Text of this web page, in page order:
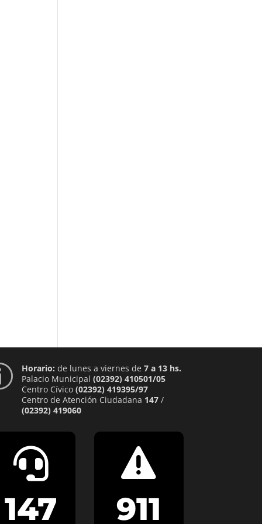
Horario: de lunes a viernes de 7 a 13 hs.
Palacio Municipal (02392) 410501/05
Centro Cívico (02392) 419395/97
Centro de Atención Ciudadana 147/
(02392) 419060

147

911